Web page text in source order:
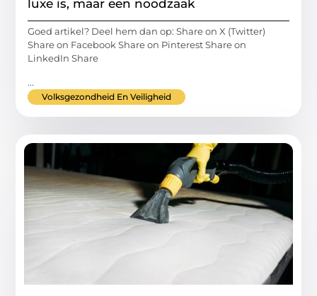
luxe is, maar een noodzaak
Goed artikel? Deel hem dan op: Share on X (Twitter)
Share on Facebook Share on Pinterest Share on
LinkedIn Share
...
Volksgezondheid En Veiligheid